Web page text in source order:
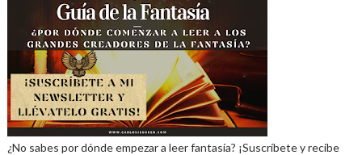
¿No sabes por dónde empezar a leer fantasía? ¡Suscríbete y recibe